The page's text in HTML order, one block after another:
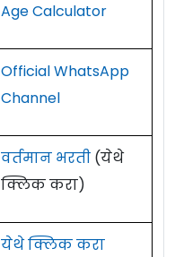
Age Calculator
Official WhatsApp
Channel
वर्तमान भरती (येथे
क्लिक करा)
येथे क्लिक करा